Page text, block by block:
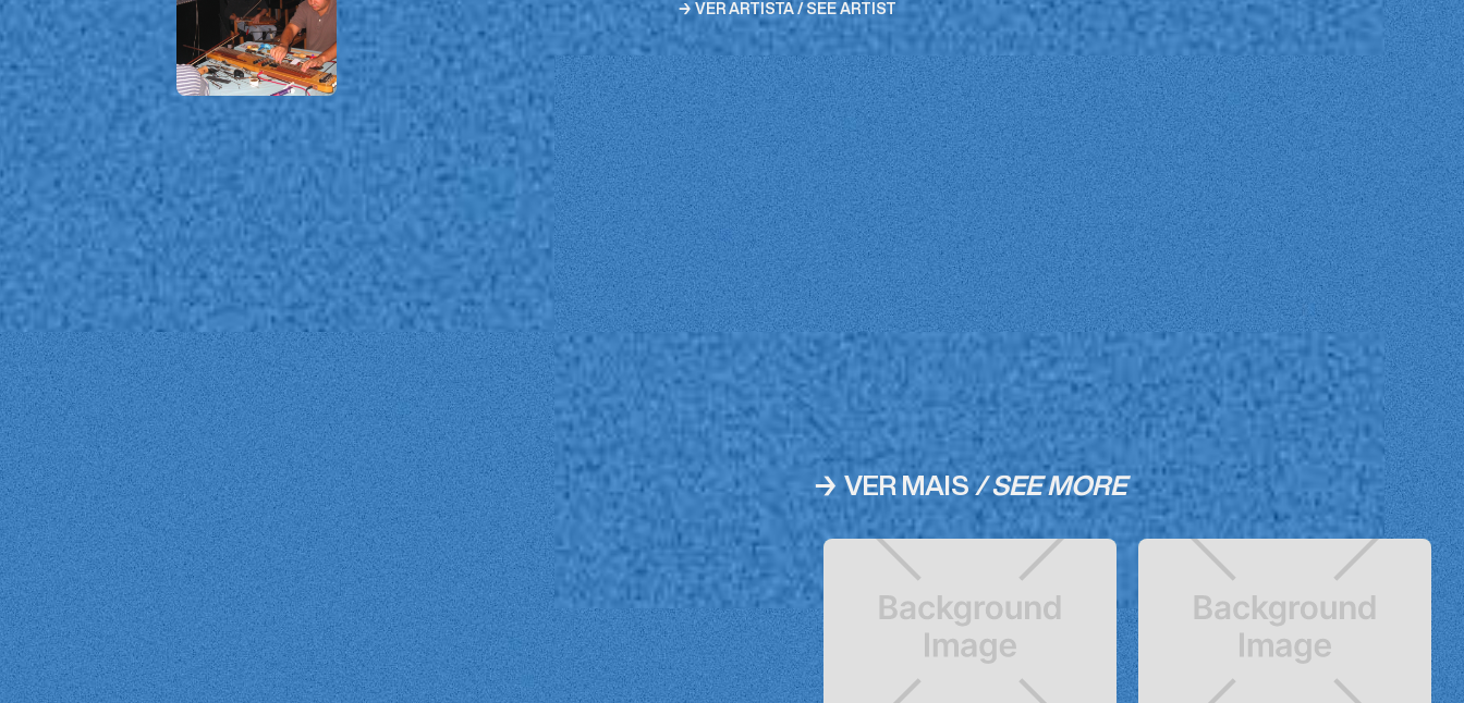
→ VER ARTISTA / SEE ARTIST
→ VER MAIS/ SEE MORE